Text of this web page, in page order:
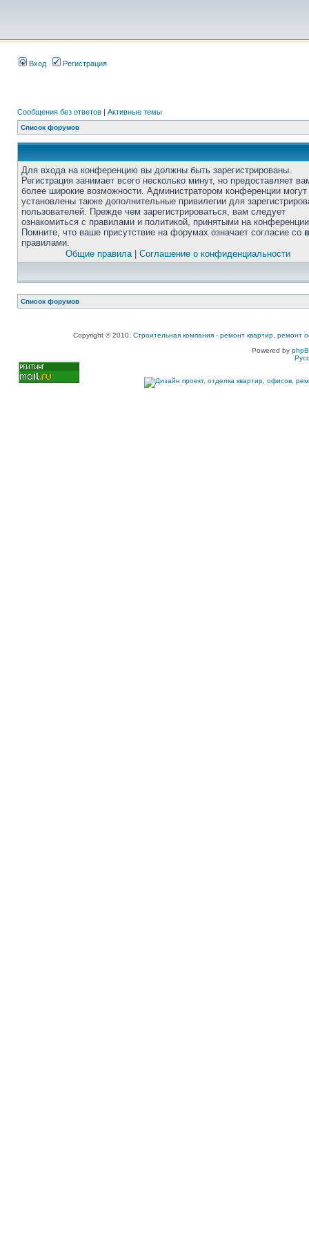
Вход Регистрация
Сообщения без ответов | Активные темы
Список форумов
Для входа на конференцию вы должны быть зарегистрированы.
Регистрация занимает всего несколько минут, но предоставляет
более широкие возможности. Администратором конференции
установлены также дополнительные привилегии для
пользователей. Прежде чем зарегистрироваться, вам следует
ознакомиться с правилами и политикой, принятыми на
Помните, что ваше присутствие на форумах означает согласие со
правилами.
Общие правила| Соглашение о конфиденциальности
Список форумов
Copyright © 2010, Строительная компания - ремонт квартир, ремонт
Powered by